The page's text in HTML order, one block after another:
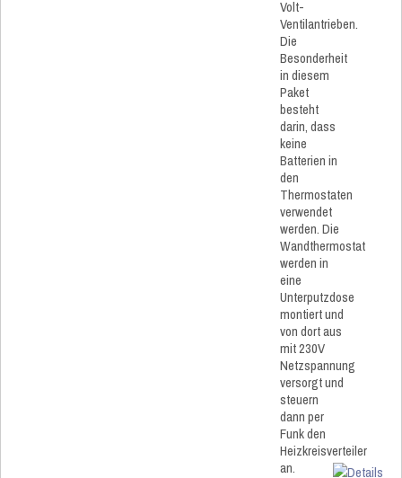
Volt-
Ventilantrieben.
Die
Besonderheit
in diesem
Paket
besteht
darin, dass
keine
Batterien in
den
Thermostaten
verwendet
werden. Die
Wandthermostat
werden in
eine
Unterputzdose
montiert und
von dort aus
mit 230V
Netzspannung
versorgt und
steuern
dann per
Funk den
Heizkreisverteiler
an.